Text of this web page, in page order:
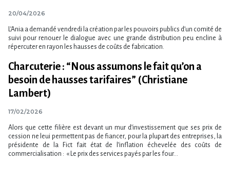
20/04/2026
L’Ania a demandé vendredi la création par les pouvoirs publics d’un comité de
suivi pour renouer le dialogue avec une grande distribution peu encline à
répercuter en rayon les hausses de coûts de fabrication.
Charcuterie : “Nous assumons le fait qu’on a
besoin de hausses tarifaires” (Christiane
Lambert)
17/02/2026
Alors que cette filière est devant un mur d’investissement que ses prix de
cession ne leui permettent pas de fiancer, pour la plupart des entreprises, la
présidente de la Fict fait état de l’inflation échevelée des coûts de
commercialisation : « Le prix des services payés par les four...